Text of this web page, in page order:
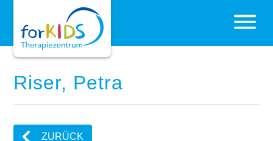
Riser, Petra
ZURÜCK